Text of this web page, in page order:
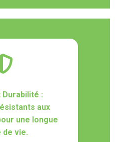
:
aux
une longue
de vie.